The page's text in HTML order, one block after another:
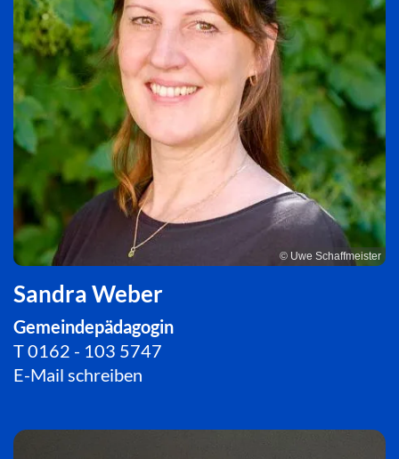
© Uwe Schaffmeister
Sandra Weber
Gemeindepädagogin
T0162 - 103 5747
E-Mail schreiben